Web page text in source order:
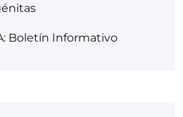
Boletín Informativo